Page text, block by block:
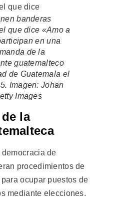
banderas
que dice «Amo a
en una
de la
guatemalteco
de Guatemala el
Imagen: Johan
Images
la
de
procedimientos de
ocupar puestos de
mediante elecciones.